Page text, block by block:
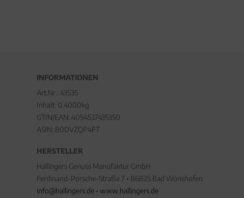
INFORMATIONEN
Art.Nr.: 43535
Inhalt: 0.4000kg
GTIN/EAN: 4054537435350
ASIN: B0DVZQP4FT
HERSTELLER
Hallingers Genuss Manufaktur GmbH
Ferdinand-Porsche-Straße 7 • 86825 Bad Wörishofen
info@hallingers.de • www.hallingers.de